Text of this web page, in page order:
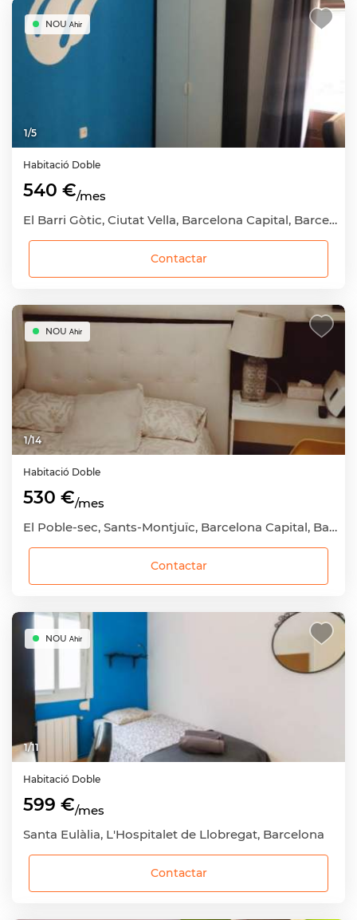
1/5
NOU Ahir
Habitació Doble
540 €/mes
El Barri Gòtic, Ciutat Vella, Barcelona Capital, Barcelona
Contactar
1/14
NOU Ahir
Habitació Doble
530 €/mes
El Poble-sec, Sants-Montjuïc, Barcelona Capital, Barcelona
Contactar
1/11
NOU Ahir
Habitació Doble
599 €/mes
Santa Eulàlia, L'Hospitalet de Llobregat, Barcelona
Contactar